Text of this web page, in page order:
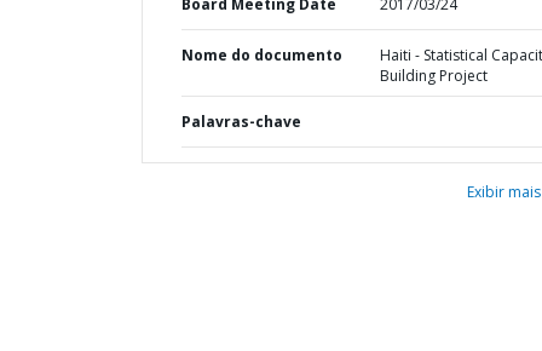
Board Meeting Date 2017/03/24
Nome do documento
Haiti - Statistical
Building Project
Palavras-chave
Exibir mais